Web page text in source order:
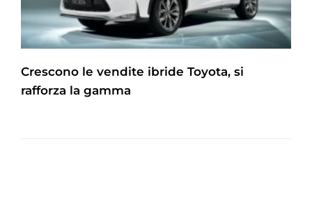
Crescono le vendite ibride Toyota, si
rafforza la gamma